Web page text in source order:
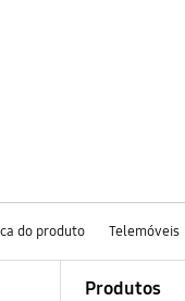
do produto Telemóveis
Produtos